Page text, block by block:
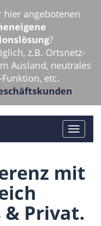
hier angebotenen
?
z.B. Ortsnetz-
Ausland, neutrales
etc.
mit
& Privat.